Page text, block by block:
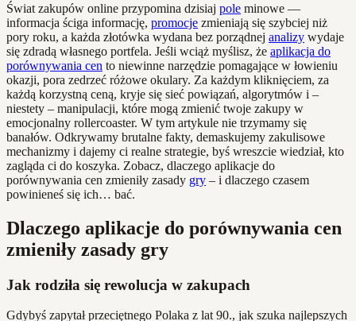
Świat zakupów online przypomina dzisiaj pole minowe —
informacja ściga informację, promocje zmieniają się szybciej niż
pory roku, a każda złotówka wydana bez porządnej analizy wydaje
się zdradą własnego portfela. Jeśli wciąż myślisz, że aplikacja do
porównywania cen to niewinne narzędzie pomagające w łowieniu
okazji, pora zedrzeć różowe okulary. Za każdym kliknięciem, za
każdą korzystną ceną, kryje się sieć powiązań, algorytmów i –
niestety – manipulacji, które mogą zmienić twoje zakupy w
emocjonalny rollercoaster. W tym artykule nie trzymamy się
banałów. Odkrywamy brutalne fakty, demaskujemy zakulisowe
mechanizmy i dajemy ci realne strategie, byś wreszcie wiedział, kto
zagląda ci do koszyka. Zobacz, dlaczego aplikacje do
porównywania cen zmieniły zasady gry – i dlaczego czasem
powinieneś się ich… bać.
Dlaczego aplikacje do porównywania cen
zmieniły zasady gry
Jak rodziła się rewolucja w zakupach
Gdybyś zapytał przeciętnego Polaka z lat 90., jak szuka najlepszych